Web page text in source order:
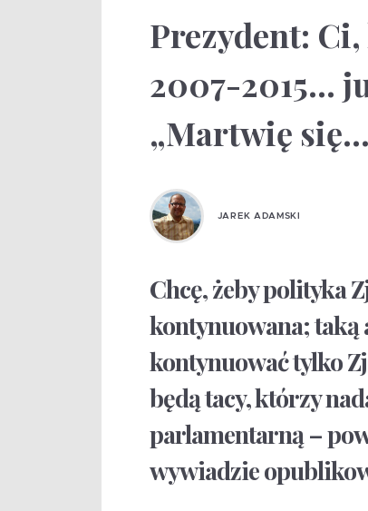
Prezydent:
2007-2015…
„Martwię
JAREK ADAMSKI
Chcę, żeby polityka
kontynuowana; taką
kontynuować tylko
będą tacy, którzy
parlamentarną –
wywiadzie